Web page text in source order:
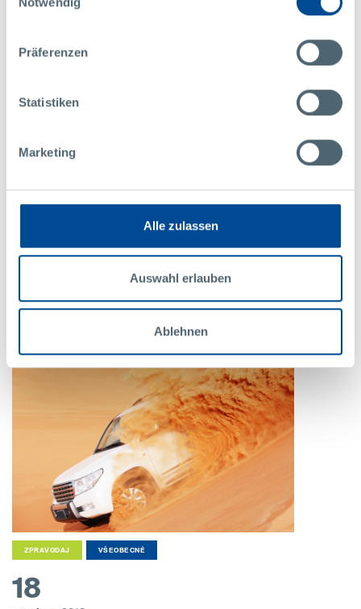
Präferenzen
Statistiken
Marketing
Alle zulassen
Auswahl erlauben
Ablehnen
UDÁLOSTI
08
Mezinárodní den žen
Blahopřejeme všem našim kolegyním!
VÍCE
ZPRAVODAJ VŠEOBECNÉ
18